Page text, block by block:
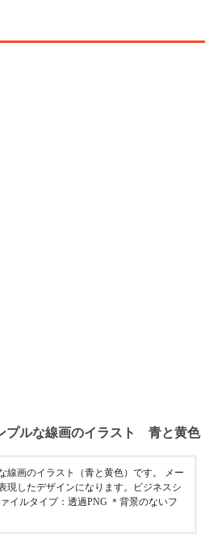
プルな線画のイラスト 青と黄色
線画のイラスト（青と黄色）です。 メー
現したデザインになります。ビジネスシ
イルタイプ：透過PNG ＊背景のないフ